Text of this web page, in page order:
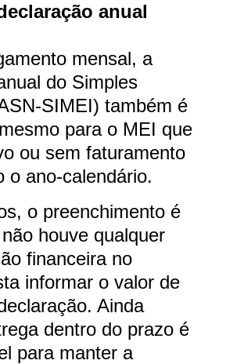
anual
mensal, a
do Simples
SIMEI) também é
para o MEI que
ou sem faturamento
o ano-calendário.
o preenchimento é
houve qualquer
financeira no
informar o valor de
Ainda
dentro do prazo é
para manter a